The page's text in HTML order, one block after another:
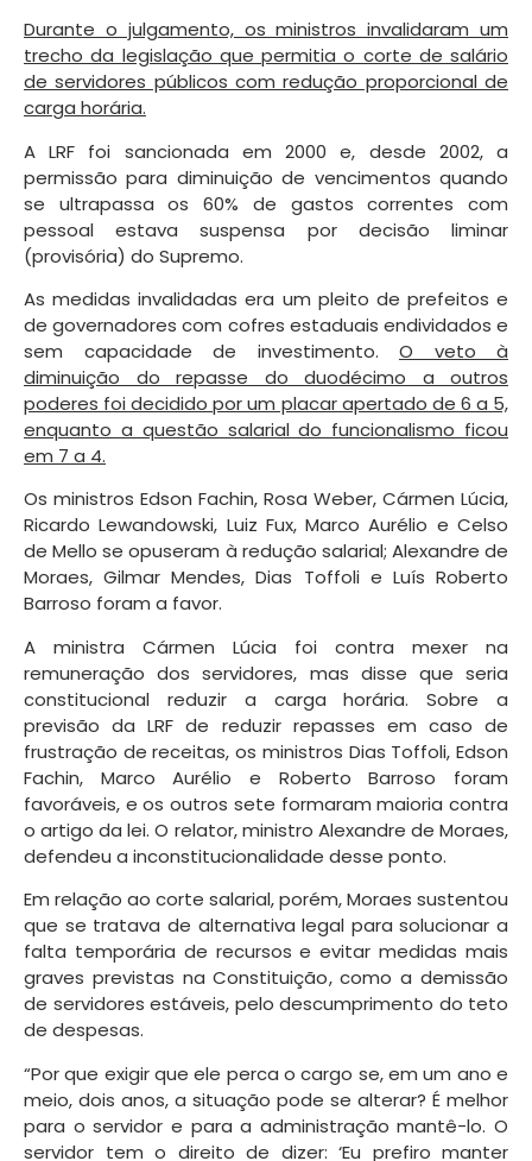
Durante o julgamento, os ministros invalidaram um
trecho da legislação que permitia o corte de salário
de servidores públicos com redução proporcional de
carga horária.
A LRF foi sancionada em 2000 e, desde 2002, a
permissão para diminuição de vencimentos quando
se ultrapassa os 60% de gastos correntes com
pessoal estava suspensa por decisão liminar
(provisória) do Supremo.
As medidas invalidadas era um pleito de prefeitos e
de governadores com cofres estaduais endividados e
sem capacidade de investimento. O veto à
diminuição do repasse do duodécimo a outros
poderes foi decidido por um placar apertado de 6 a 5,
enquanto a questão salarial do funcionalismo ficou
em 7 a 4.
Os ministros Edson Fachin, Rosa Weber, Cármen Lúcia,
Ricardo Lewandowski, Luiz Fux, Marco Aurélio e Celso
de Mello se opuseram à redução salarial; Alexandre de
Moraes, Gilmar Mendes, Dias Toffoli e Luís Roberto
Barroso foram a favor.
A ministra Cármen Lúcia foi contra mexer na
remuneração dos servidores, mas disse que seria
constitucional reduzir a carga horária. Sobre a
previsão da LRF de reduzir repasses em caso de
frustração de receitas, os ministros Dias Toffoli, Edson
Fachin, Marco Aurélio e Roberto Barroso foram
favoráveis, e os outros sete formaram maioria contra
o artigo da lei. O relator, ministro Alexandre de Moraes,
defendeu a inconstitucionalidade desse ponto.
Em relação ao corte salarial, porém, Moraes sustentou
que se tratava de alternativa legal para solucionar a
falta temporária de recursos e evitar medidas mais
graves previstas na Constituição, como a demissão
de servidores estáveis, pelo descumprimento do teto
de despesas.
“Por que exigir que ele perca o cargo se, em um ano e
meio, dois anos, a situação pode se alterar? É melhor
para o servidor e para a administração mantê-lo. O
servidor tem o direito de dizer: ‘Eu prefiro manter